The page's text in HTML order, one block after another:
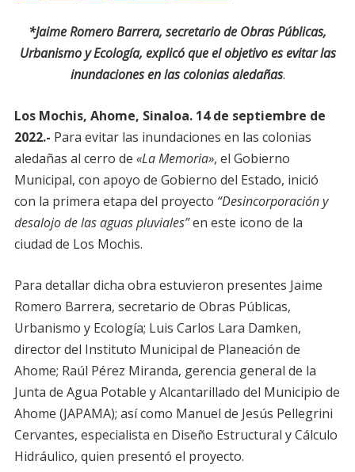
*Jaime Romero Barrera, secretario de Obras Públicas,
Urbanismo y Ecología, explicó que el objetivo es evitar las
inundaciones en las colonias aledañas.
Los Mochis, Ahome, Sinaloa. 14 de septiembre de
2022.- Para evitar las inundaciones en las colonias
aledañas al cerro de «La Memoria», el Gobierno
Municipal, con apoyo de Gobierno del Estado, inició
con la primera etapa del proyecto “Desincorporación y
desalojo de las aguas pluviales”en este icono de la
ciudad de Los Mochis.
Para detallar dicha obra estuvieron presentes Jaime
Romero Barrera, secretario de Obras Públicas,
Urbanismo y Ecología; Luis Carlos Lara Damken,
director del Instituto Municipal de Planeación de
Ahome; Raúl Pérez Miranda, gerencia general de la
Junta de Agua Potable y Alcantarillado del Municipio de
Ahome (JAPAMA); así como Manuel de Jesús Pellegrini
Cervantes, especialista en Diseño Estructural y Cálculo
Hidráulico, quien presentó el proyecto.